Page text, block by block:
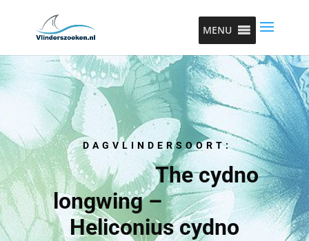
MENU
DAGVLINDERSOORT:
The cydno
longwing –
Heliconius cydno